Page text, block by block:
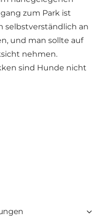
zum Park ist
selbstverständlich an
und man sollte auf
nehmen.
sind Hunde nicht